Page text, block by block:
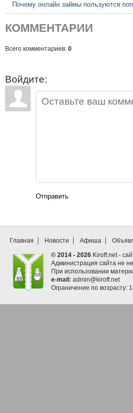
Почему онлайн займы пользуются
КОММЕНТАРИИ
Всего комментариев: 0
Войдите:
Отправить
Главная Новости Афиша
© 2014 - 2026 Kiroff.net -
Администрация сайта не
При использовании
e-mail: admin@kiroff.net
Ограничение по возрасту: